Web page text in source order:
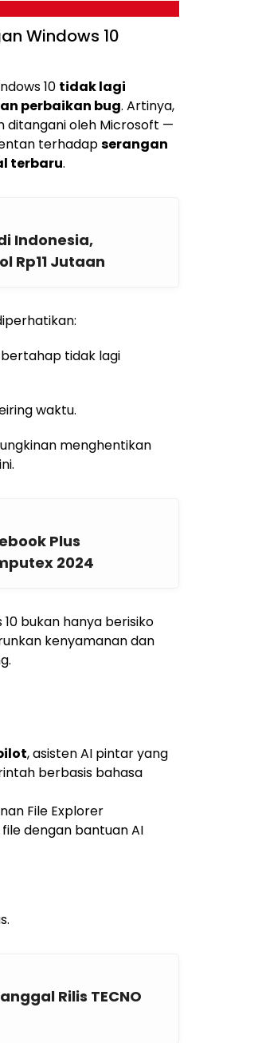
Windows 10
10 tidak lagi
perbaikan bug. Artinya,
ditangani oleh Microsoft —
terhadapserangan
terbaru.
Indonesia,
Rp11 Jutaan
tidak lagi
waktu.
menghentikan
Plus
2024
bukan hanya berisiko
kenyamanan dan
, asisten AI pintar yang
berbasis bahasa
File Explorer
dengan bantuan AI
Rilis TECNO